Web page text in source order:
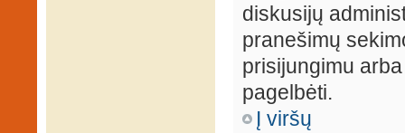
diskusijų
pranešimų
prisijungimu
pagelbėti.
Į viršų